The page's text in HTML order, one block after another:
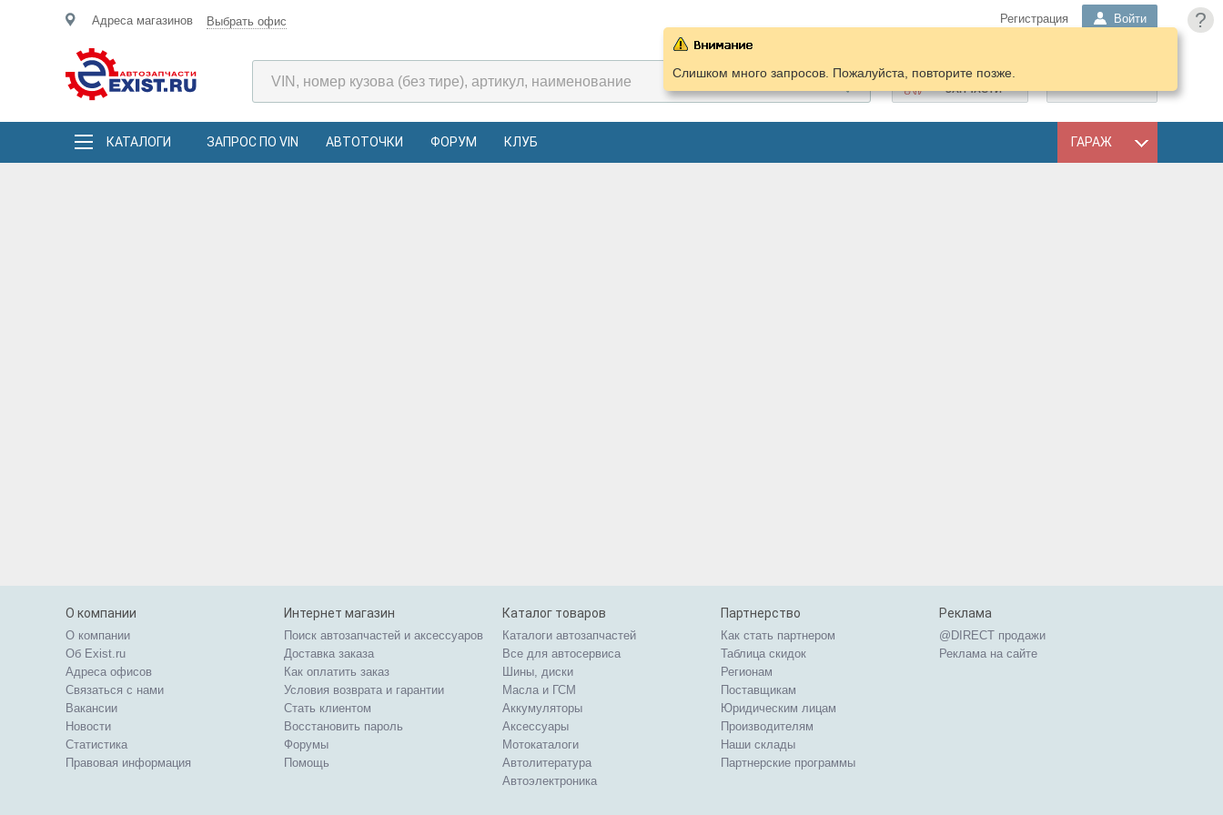
?
Адреса магазинов Выбрать офис Регистрация Войти
ПОДОБРАТЬ
ЗАПЧАСТИ
КАТАЛОГИ ЗАПРОС ПО VIN АВТОТОЧКИ ФОРУМ КЛУБ ГАРАЖ
Слишком много запросов. Пожалуйста, повторите позже.
О компании
О компании
Об Exist.ru
Адреса офисов
Связаться с нами
Вакансии
Новости
Статистика
Правовая информация
Интернет магазин
Поиск автозапчастей и аксессуаров
Доставка заказа
Как оплатить заказ
Условия возврата и гарантии
Стать клиентом
Восстановить пароль
Форумы
Помощь
Каталог товаров
Каталоги автозапчастей
Все для автосервиса
Шины, диски
Масла и ГСМ
Аккумуляторы
Аксессуары
Мотокаталоги
Автолитература
Автоэлектроника
Партнерство
Как стать партнером
Таблица скидок
Регионам
Поставщикам
Юридическим лицам
Производителям
Наши склады
Партнерские программы
Реклама
@DIRECT продажи
Реклама на сайте